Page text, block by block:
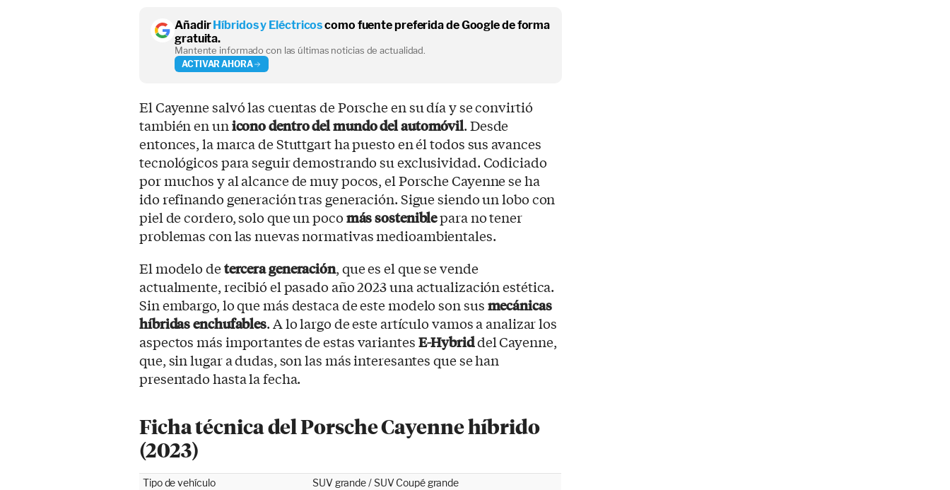
Añadir Híbridos y Eléctricoscomo fuente preferida de Google de forma
gratuita.
Mantente informado con las últimas noticias de actualidad.
ACTIVAR AHORA
El Cayenne salvó las cuentas de Porsche en su día y se convirtió
también en unicono dentro del mundo del automóvil. Desde
entonces, la marca de Stuttgart ha puesto en él todos sus avances
tecnológicos para seguir demostrando su exclusividad. Codiciado
por muchos y al alcance de muy pocos, el Porsche Cayenne se ha
ido refinando generación tras generación. Sigue siendo un lobo con
piel de cordero, solo que un pocomás sosteniblepara no tener
problemas con las nuevas normativas medioambientales.
El modelo detercera generación, que es el que se vende
actualmente, recibió el pasado año 2023 una actualización estética.
Sin embargo, lo que más destaca de este modelo son susmecánicas
híbridas enchufables. A lo largo de este artículo vamos a analizar los
aspectos más importantes de estas variantesE-Hybriddel Cayenne,
que, sin lugar a dudas, son las más interesantes que se han
presentado hasta la fecha.
Ficha técnica del Porsche Cayenne híbrido
(2023)
Tipo de vehículo
SUV grande / SUV Coupé grande